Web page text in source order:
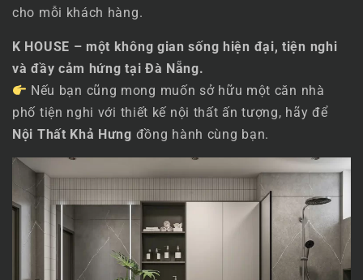
cho mỗi khách hàng.
K HOUSE – một không gian sống hiện đại, tiện nghi
và đầy cảm hứng tại Đà Nẵng.
Nếu bạn cũng mong muốn sở hữu một căn nhà
phố tiện nghi với thiết kế nội thất ấn tượng, hãy để
Nội Thất Khả Hưng đồng hành cùng bạn.